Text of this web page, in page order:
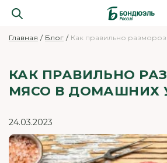
Главная Блог Как правильно
КАК ПРАВИЛЬНО
МЯСО В ДОМАШНИХ
24.03.2023